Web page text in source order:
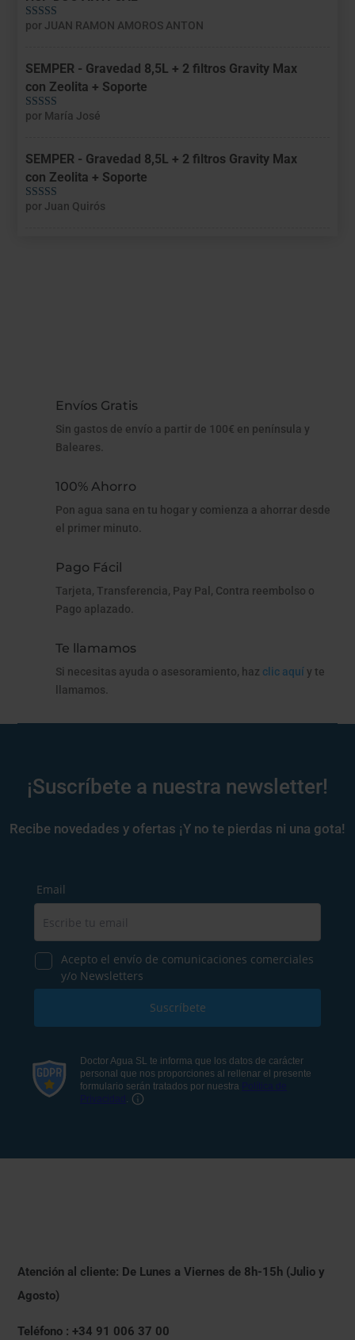
Valorado con
por JUAN RAMON AMOROS ANTON
SEMPER - Gravedad 8,5L + 2 filtros Gravity Max
con Zeolita + Soporte
Valorado con
por María José
SEMPER - Gravedad 8,5L + 2 filtros Gravity Max
con Zeolita + Soporte
Valorado con
por Juan Quirós
Envíos Gratis
Sin gastos de envío a partir de 100€ en península y
Baleares.
100% Ahorro
Pon agua sana en tu hogar y comienza a ahorrar desde
el primer minuto.
Pago Fácil
Tarjeta, Transferencia, Pay Pal, Contra reembolso o
Pago aplazado.
Te llamamos
Si necesitas ayuda o asesoramiento, haz clic aquíy te
llamamos.
¡Suscríbete a nuestra newsletter!
Recibe novedades y ofertas ¡Y no te pierdas ni una gota!
Atención al cliente: De Lunes a Viernes de 8h-15h (Julio y
Agosto)
Teléfono : +34 91 006 37 00